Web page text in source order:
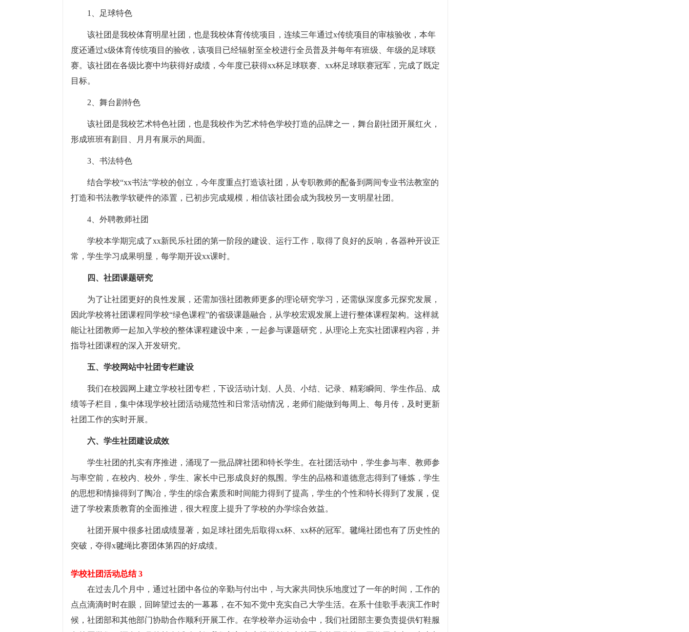
1、足球特色
该社团是我校体育明星社团，也是我校体育传统项目，连续三年通过x传统项目的审核验收，本年
度还通过x级体育传统项目的验收，该项目已经辐射至全校进行全员普及并每年有班级、年级的足球联
赛。该社团在各级比赛中均获得好成绩，今年度已获得xx杯足球联赛、xx杯足球联赛冠军，完成了既定
目标。
2、舞台剧特色
该社团是我校艺术特色社团，也是我校作为艺术特色学校打造的品牌之一，舞台剧社团开展红火，
形成班班有剧目、月月有展示的局面。
3、书法特色
结合学校“xx书法”学校的创立，今年度重点打造该社团，从专职教师的配备到两间专业书法教室的
打造和书法教学软硬件的添置，已初步完成规模，相信该社团会成为我校另一支明星社团。
4、外聘教师社团
学校本学期完成了xx新民乐社团的第一阶段的建设、运行工作，取得了良好的反响，各器种开设正
常，学生学习成果明显，每学期开设xx课时。
四、社团课题研究
为了让社团更好的良性发展，还需加强社团教师更多的理论研究学习，还需纵深度多元探究发展，
因此学校将社团课程同学校“绿色课程”的省级课题融合，从学校宏观发展上进行整体课程架构。这样就
能让社团教师一起加入学校的整体课程建设中来，一起参与课题研究，从理论上充实社团课程内容，并
指导社团课程的深入开发研究。
五、学校网站中社团专栏建设
我们在校园网上建立学校社团专栏，下设活动计划、人员、小结、记录、精彩瞬间、学生作品、成
绩等子栏目，集中体现学校社团活动规范性和日常活动情况，老师们能做到每周上、每月传，及时更新
社团工作的实时开展。
六、学生社团建设成效
学生社团的扎实有序推进，涌现了一批品牌社团和特长学生。在社团活动中，学生参与率、教师参
与率空前，在校内、校外，学生、家长中已形成良好的氛围。学生的品格和道德意志得到了锤炼，学生
的思想和情操得到了陶冶，学生的综合素质和时间能力得到了提高，学生的个性和特长得到了发展，促
进了学校素质教育的全面推进，很大程度上提升了学校的办学综合效益。
社团开展中很多社团成绩显著，如足球社团先后取得xx杯、xx杯的冠军。毽绳社团也有了历史性的
突破，夺得x毽绳比赛团体第四的好成绩。
学校社团活动总结 3
在过去几个月中，通过社团中各位的辛勤与付出中，与大家共同快乐地度过了一年的时间，工作的
点点滴滴时时在眼，回眸望过去的一幕幕，在不知不觉中充实自己大学生活。在系十佳歌手表演工作时
候，社团部和其他部门协助合作顺利开展工作。在学校举办运动会中，我们社团部主要负责提供钉鞋服